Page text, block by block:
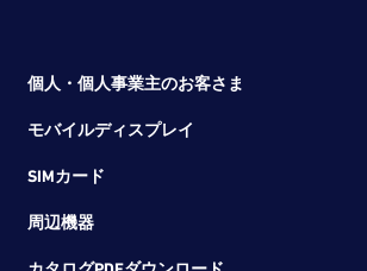
個人・個人事業主のお客さま
モバイルディスプレイ
SIMカード
周辺機器